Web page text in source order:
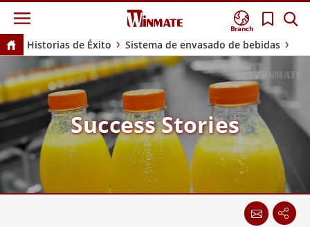
Branch
Historias de Éxito Sistema de envasado de bebidas
Success Stories